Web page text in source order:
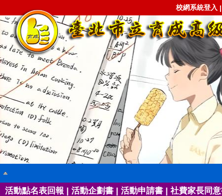
校網系統登入
活動點名表回報 | 活動企劃書 | 活動申請書 | 社費家長同